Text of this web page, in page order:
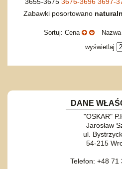
Zabawki posortowano
Sortuj: Cena Nazwa
wyświetlaj
DANE
"OSKAR"
Jarosław
ul.
54-215
Telefon: +48 71